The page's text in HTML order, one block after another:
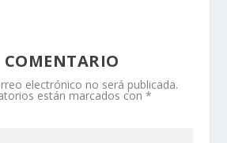
electrónico no será publicada.
están marcados con *